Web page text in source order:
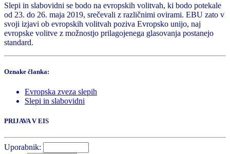
Slepi in slabovidni se bodo na evropskih volitvah, ki bodo potekale
od 23. do 26. maja 2019, srečevali z različnimi ovirami. EBU zato v
svoji izjavi ob evropskih volitvah poziva Evropsko unijo, naj
evropske volitve z možnostjo prilagojenega glasovanja postanejo
standard.
Oznake članka:
Evropska zveza slepih
Slepi in slabovidni
PRIJAVA V EIS
Uporabnik: